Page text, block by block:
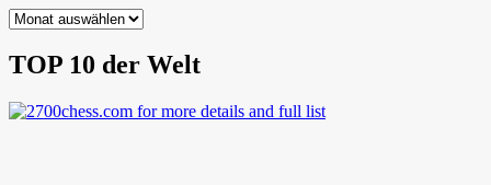
Archiv
TOP 10 der Welt